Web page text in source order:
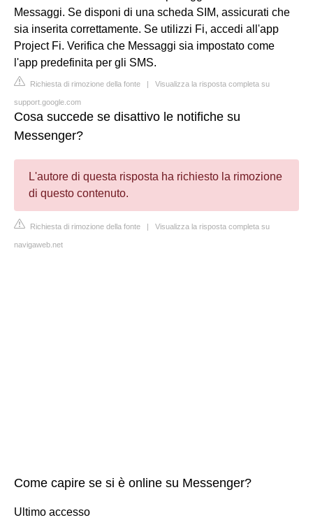
Messaggi. Se disponi di una scheda SIM, assicurati che
sia inserita correttamente. Se utilizzi Fi, accedi all'app
Project Fi. Verifica che Messaggi sia impostato come
l'app predefinita per gli SMS.
Richiesta di rimozione della fonte | Visualizza la risposta completa su
support.google.com
Cosa succede se disattivo le notifiche su
Messenger?
L'autore di questa risposta ha richiesto la rimozione
di questo contenuto.
Richiesta di rimozione della fonte | Visualizza la risposta completa su
navigaweb.net
Come capire se si è online su Messenger?
Ultimo accesso